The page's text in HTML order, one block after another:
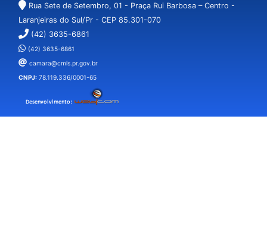
Rua Sete de Setembro, 01 - Praça Rui Barbosa – Centro -
Laranjeiras do Sul/Pr - CEP 85.301-070
(42) 3635-6861
(42) 3635-6861
camara@cmls.pr.gov.br
CNPJ: 78.119.336/0001-65